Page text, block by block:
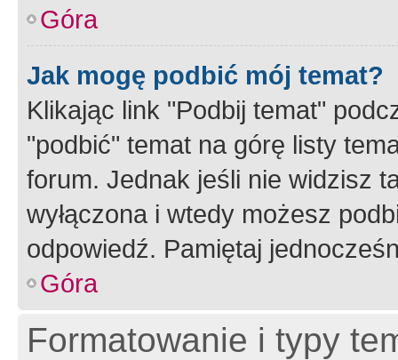
Góra
Jak mogę podbić mój temat?
Klikając link "Podbij temat"
"podbić" temat na górę listy
forum. Jednak jeśli nie widzisz
wyłączona i wtedy możesz
odpowiedź. Pamiętaj
Góra
Formatowanie i typy